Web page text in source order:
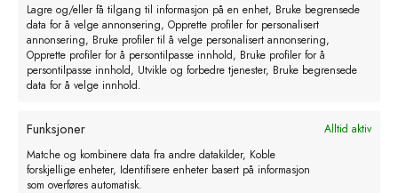
Lagre og/eller få tilgang til informasjon på en enhet, Bruke begrensede
data for å velge annonsering, Opprette profiler for personalisert
annonsering, Bruke profiler til å velge personalisert annonsering,
Opprette profiler for å persontilpasse innhold, Bruke profiler for å
persontilpasse innhold, Utvikle og forbedre tjenester, Bruke begrensede
data for å velge innhold.
Funksjoner
Alltid aktiv
Matche og kombinere data fra andre datakilder, Koble
forskjellige enheter, Identifisere enheter basert på informasjon
som overføres automatisk.